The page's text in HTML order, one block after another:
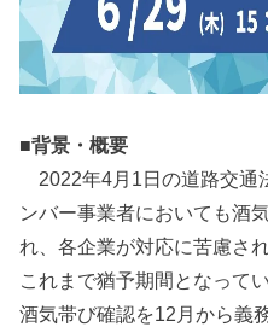
■背景・概要
2022年4月1日の道路交通
ンバー事業者においても酒
れ、各企業が対応に苦慮さ
これまで猶予期間となって
酒気帯び確認を12月から義